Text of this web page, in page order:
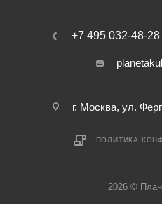
+7 495 032-48-28
г. Москва, ул.
ПОЛИТИКА
2026 ©